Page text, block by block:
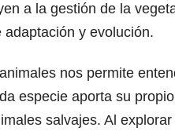
a la gestión de la
y evolución.
nos permite
especie aporta su
salvajes. Al